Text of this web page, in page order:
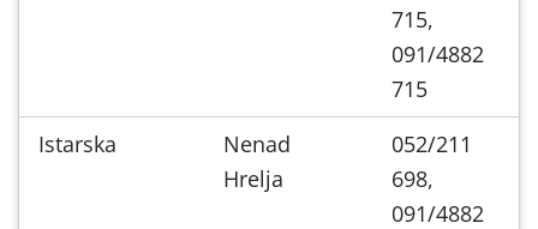
715,
091/4882
715
Istarska
Nenad
Hrelja
052/211
698,
091/4882